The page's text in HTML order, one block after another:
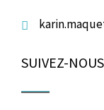
SUIVEZ-NOUS